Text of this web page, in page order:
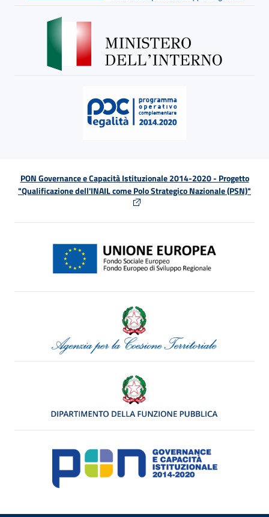
PON Governance e Capacità Istituzionale 2014-2020 - Progetto
"Qualificazione dell'INAIL come Polo Strategico Nazionale (PSN)"